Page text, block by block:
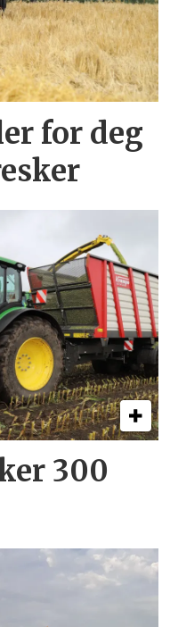
for deg
300